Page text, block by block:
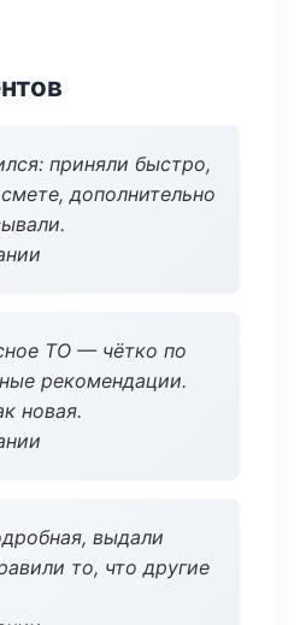
приняли быстро,
дополнительно
ТО — чётко по
рекомендации.
новая.
выдали
то, что другие